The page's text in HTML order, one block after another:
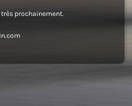
prochainement.